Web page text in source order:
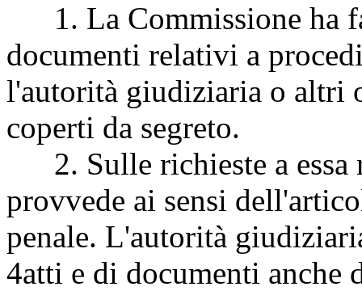
1. La Commissione ha
documenti relativi a
l'autorità giudiziaria o altri
coperti da segreto.
2. Sulle richieste a essa
provvede ai sensi
penale. L'autorità
4atti e di documenti